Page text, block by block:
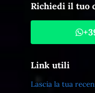
Richiedi il tuo
Link utili
Lascia la tua